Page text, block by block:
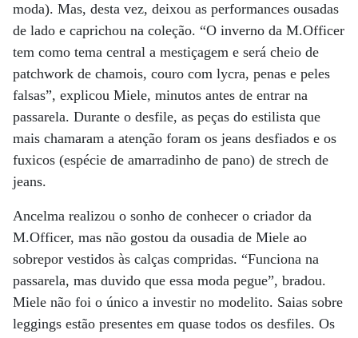
moda). Mas, desta vez, deixou as performances ousadas
de lado e caprichou na coleção. “O inverno da M.Officer
tem como tema central a mestiçagem e será cheio de
patchwork de chamois, couro com lycra, penas e peles
falsas”, explicou Miele, minutos antes de entrar na
passarela. Durante o desfile, as peças do estilista que
mais chamaram a atenção foram os jeans desfiados e os
fuxicos (espécie de amarradinho de pano) de strech de
jeans.
Ancelma realizou o sonho de conhecer o criador da
M.Officer, mas não gostou da ousadia de Miele ao
sobrepor vestidos às calças compridas. “Funciona na
passarela, mas duvido que essa moda pegue”, bradou.
Miele não foi o único a investir no modelito. Saias sobre
leggings estão presentes em quase todos os desfiles. Os